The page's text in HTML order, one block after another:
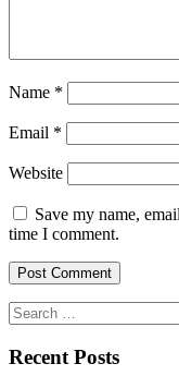
Name *
Email *
Website
Save my name,
time I comment.
Search
for:
Recent Posts